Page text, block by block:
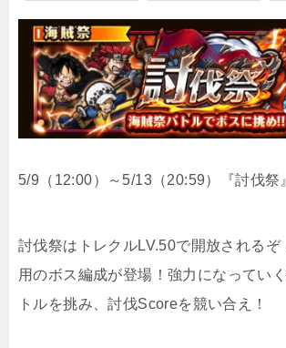
5/9（12:00）～5/13（20:59）『討伐祭
討伐祭はトレクルLV.50で開放されるぞ
用のボス編成が登場！強力になってい
トルを挑み、討伐Scoreを競い合え！